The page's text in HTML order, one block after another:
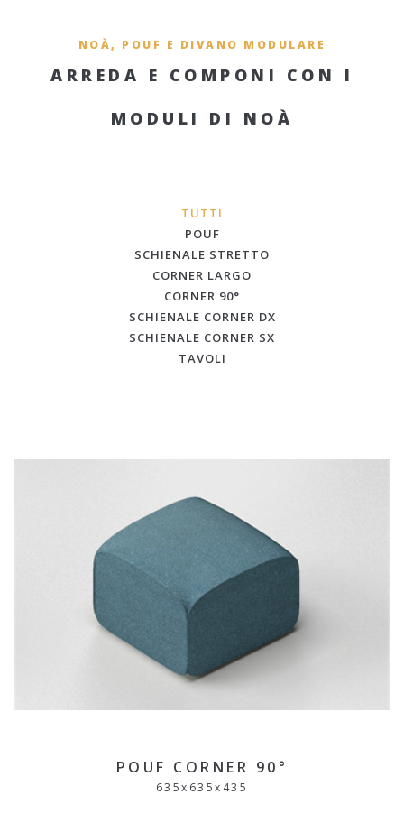
NOÀ, POUF E DIVANO MODULARE
ARREDA E COMPONI CON I
MODULI DI NOÀ
TUTTI
POUF
SCHIENALE STRETTO
CORNER LARGO
CORNER 90°
SCHIENALE CORNER DX
SCHIENALE CORNER SX
TAVOLI
POUF CORNER 90°
635x 635x 435